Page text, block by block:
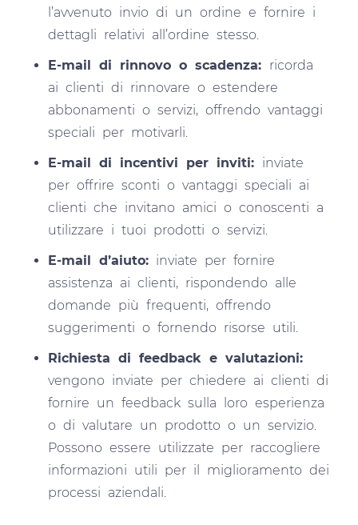
l’avvenuto invio di un ordine e fornire i
dettagli relativi all’ordine stesso.
E-mail di rinnovo o scadenza: ricorda
ai clienti di rinnovare o estendere
abbonamenti o servizi, offrendo vantaggi
speciali per motivarli.
E-mail di incentivi per inviti: inviate
per offrire sconti o vantaggi speciali ai
clienti che invitano amici o conoscenti a
utilizzare i tuoi prodotti o servizi.
E-mail d’aiuto: inviate per fornire
assistenza ai clienti, rispondendo alle
domande più frequenti, offrendo
suggerimenti o fornendo risorse utili.
Richiesta di feedback e valutazioni:
vengono inviate per chiedere ai clienti di
fornire un feedback sulla loro esperienza
o di valutare un prodotto o un servizio.
Possono essere utilizzate per raccogliere
informazioni utili per il miglioramento dei
processi aziendali.